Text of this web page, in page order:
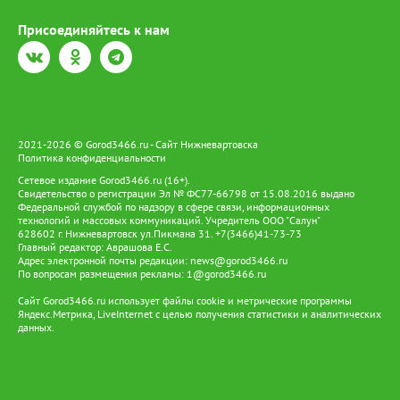
экскурсий, чтобы заранее запланировать путешествие по Югре
с посещением родовых угодий. При этом развитие цифровой
инфраструктуры расширяется и сопровождается поиском
обеспечивают работу телекоммуникационного оборудования,
освещения и бытовых электроприборов. Так цифровая
инфраструктура становится частью более масштабной системы
поддержки коренных народов — от образования и доступа к
услугам до развития традиционных промыслов и сохранения
культурного наследия. Именно такой подход позволяет
сочетать современные технологии с традиционным образом
жизни ханты и манси, давая им возможность жить и трудиться
на земле предков и вести традиционный образ жизни.
Присоединяйтесь к нам
2021-2026 © Gorod3466.ru - Сайт Нижневартовска
Политика конфиденциальности
Сетевое издание Gorod3466.ru (16+).
Свидетельство о регистрации Эл № ФС77-66798 от 15.08.2016 выдано
Федеральной службой по надзору в сфере связи, информационных
технологий и массовых коммуникаций. Учредитель ООО "Салун"
628602 г. Нижневартовск ул.Пикмана 31. +7(3466)41-73-73
Главный редактор: Аврашова Е.С.
Адрес электронной почты редакции: news@gorod3466.ru
По вопросам размещения рекламы: 1@gorod3466.ru
Сайт Gorod3466.ru использует файлы cookie и метрические программы
Яндекс.Метрика, LiveInternet с целью получения статистики и аналитических
данных.